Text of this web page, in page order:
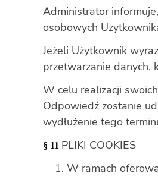
Administrator
osobowych
Jeżeli Użytkownik
przetwarzanie danych,
W celu realizacji
Odpowiedź zostanie
wydłużenie tego
§ 11 PLIKI COOKIES
W ramach